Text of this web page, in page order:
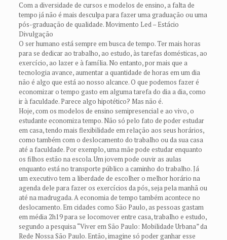
Com a diversidade de cursos e modelos de ensino, a falta de
tempo já não é mais desculpa para fazer uma graduação ou uma
pós-graduação de qualidade. Movimento Led – Estácio
Divulgação
O ser humano está sempre em busca de tempo. Ter mais horas
para se dedicar ao trabalho, ao estudo, às tarefas domésticas, ao
exercício, ao lazer e à família. No entanto, por mais que a
tecnologia avance, aumentar a quantidade de horas em um dia
não é algo que está ao nosso alcance. O que podemos fazer é
economizar o tempo gasto em alguma tarefa do dia a dia, como
ir à faculdade. Parece algo hipotético? Mas não é.
Hoje, com os modelos de ensino semipresencial e ao vivo, o
estudante economiza tempo. Não só pelo fato de poder estudar
em casa, tendo mais flexibilidade em relação aos seus horários,
como também com o deslocamento do trabalho ou da sua casa
até a faculdade. Por exemplo, uma mãe pode estudar enquanto
os filhos estão na escola. Um jovem pode ouvir as aulas
enquanto está no transporte público a caminho do trabalho. Já
um executivo tem a liberdade de escolher o melhor horário na
agenda dele para fazer os exercícios da pós, seja pela manhã ou
até na madrugada. A economia de tempo também acontece no
deslocamento. Em cidades como São Paulo, as pessoas gastam
em média 2h19 para se locomover entre casa, trabalho e estudo,
segundo a pesquisa “Viver em São Paulo: Mobilidade Urbana” da
Rede Nossa São Paulo. Então, imagine só poder ganhar esse